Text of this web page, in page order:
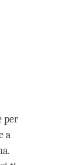
per
a